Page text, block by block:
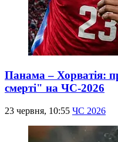
Панама – Хорватія:
смерті" на ЧС-2026
23 червня, 10:55 ЧС 2026